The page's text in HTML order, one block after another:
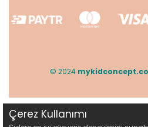
© 2024
Çerez Kullanımı